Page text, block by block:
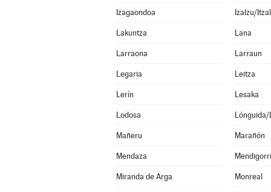
Izagaondoa Izalzu/
Lakuntza Lana
Larraona Larraun
Legaria Leitza
Lerín Lesaka
Lodosa Lónguida/
Mañeru Marañón
Mendaza
Miranda de Arga Monreal